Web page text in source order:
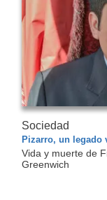
Sociedad
Pizarro, un legado
Vida y muerte de
Greenwich